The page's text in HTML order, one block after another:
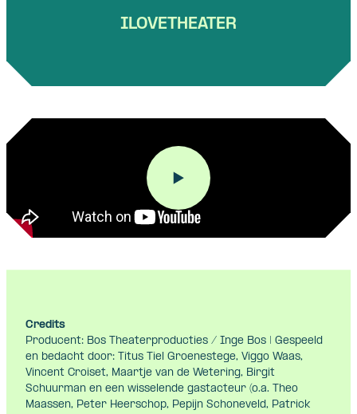
ILOVETHEATER
Credits
Producent: Bos Theaterproducties / Inge Bos | Gespeeld
en bedacht door: Titus Tiel Groenestege, Viggo Waas,
Vincent Croiset, Maartje van de Wetering, Birgit
Schuurman en een wisselende gastacteur (o.a. Theo
Maassen, Peter Heerschop, Pepijn Schoneveld, Patrick